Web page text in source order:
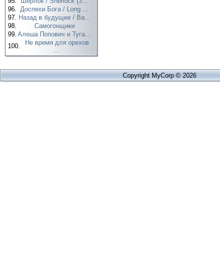
96. Доспехи Бога / Long ...
97. Назад в будущее / Ba...
98.
Самогонщики
99. Алеша Попович и Туга...
100.
Не время для орехов
...
Copyright MyCorp © 2026